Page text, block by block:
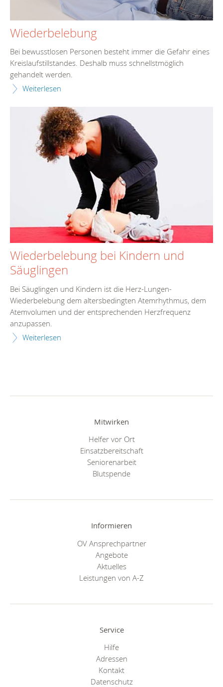
Wiederbelebung
Bei bewusstlosen Personen besteht immer die Gefahr eines
Kreislaufstillstandes. Deshalb muss schnellstmöglich
gehandelt werden.
Weiterlesen
Wiederbelebung bei Kindern und
Säuglingen
Bei Säuglingen und Kindern ist die Herz-Lungen-
Wiederbelebung dem altersbedingten Atemrhythmus, dem
Atemvolumen und der entsprechenden Herzfrequenz
anzupassen.
Weiterlesen
Mitwirken
Helfer vor Ort
Einsatzbereitschaft
Seniorenarbeit
Blutspende
Informieren
OV Ansprechpartner
Angebote
Aktuelles
Leistungen von A-Z
Service
Hilfe
Adressen
Kontakt
Datenschutz